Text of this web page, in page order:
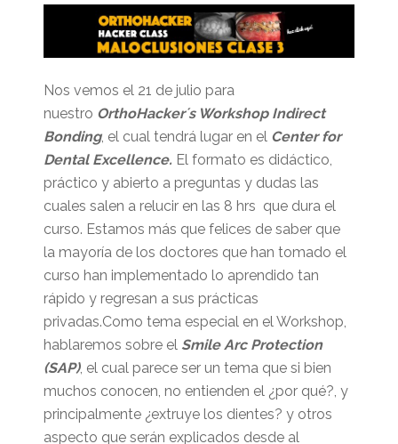
Nos vemos el 21 de julio para
nuestro OrthoHacker´s Workshop Indirect
Bonding, el cual tendrá lugar en el Center for
Dental Excellence. El formato es didáctico,
práctico y abierto a preguntas y dudas las
cuales salen a relucir en las 8 hrs que dura el
curso. Estamos más que felices de saber que
la mayoría de los doctores que han tomado el
curso han implementado lo aprendido tan
rápido y regresan a sus prácticas
privadas.Como tema especial en el Workshop,
hablaremos sobre el Smile Arc Protection
(SAP), el cual parece ser un tema que si bien
muchos conocen, no entienden el ¿por qué?, y
principalmente ¿extruye los dientes? y otros
aspecto que serán explicados desde al